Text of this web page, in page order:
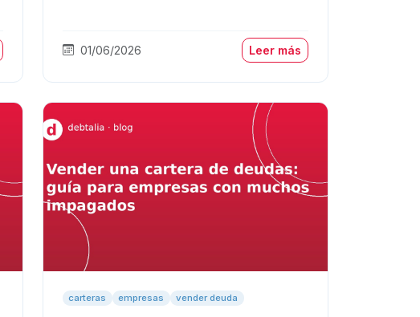
01/06/2026 Leer más
carteras empresas vender deuda